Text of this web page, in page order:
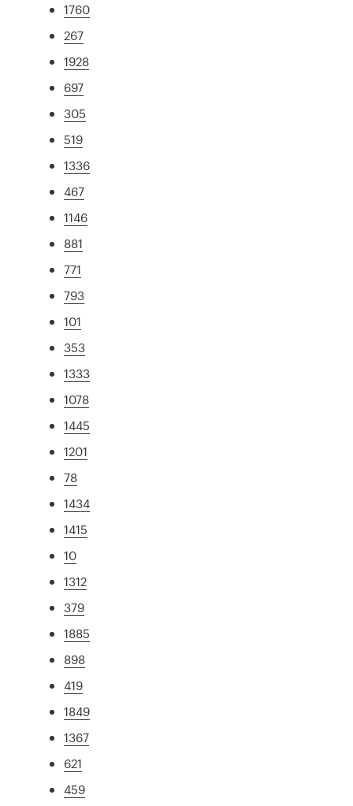
1760
267
1928
697
305
519
1336
467
1146
881
771
793
101
353
1333
1078
1445
1201
78
1434
1415
10
1312
379
1885
898
419
1849
1367
621
459